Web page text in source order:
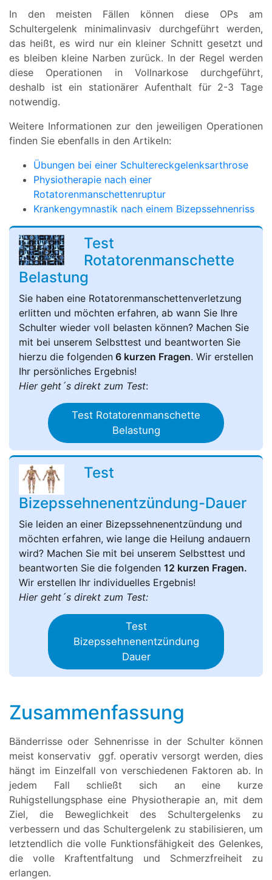
In den meisten Fällen können diese OPs am
Schultergelenk minimalinvasiv durchgeführt werden,
das heißt, es wird nur ein kleiner Schnitt gesetzt und
es bleiben kleine Narben zurück. In der Regel werden
diese Operationen in Vollnarkose durchgeführt,
deshalb ist ein stationärer Aufenthalt für 2-3 Tage
notwendig.
Weitere Informationen zur den jeweiligen Operationen
finden Sie ebenfalls in den Artikeln:
Übungen bei einer Schultereckgelenksarthrose
Physiotherapie nach einer
Rotatorenmanschettenruptur
Krankengymnastik nach einem Bizepssehnenriss
Test
Rotatorenmanschette
Belastung
Sie haben eine Rotatorenmanschettenverletzung
erlitten und möchten erfahren, ab wann Sie Ihre
Schulter wieder voll belasten können? Machen Sie
mit bei unserem Selbsttest und beantworten Sie
hierzu die folgenden 6 kurzen Fragen. Wir erstellen
Ihr persönliches Ergebnis!
Hier geht´s direkt zum Test:
Test Rotatorenmanschette
Belastung
Test
Bizepssehnenentzündung-Dauer
Sie leiden an einer Bizepssehnenentzündung und
möchten erfahren, wie lange die Heilung andauern
wird? Machen Sie mit bei unserem Selbsttest und
beantworten Sie die folgenden 12 kurzen Fragen.
Wir erstellen Ihr individuelles Ergebnis!
Hier geht´s direkt zum Test:
Test
Bizepssehnenentzündung
Dauer
Zusammenfassung
Bänderrisse oder Sehnenrisse in der Schulter können
meist konservativ ggf. operativ versorgt werden, dies
hängt im Einzelfall von verschiedenen Faktoren ab. In
jedem Fall schließt sich an eine kurze
Ruhigstellungsphase eine Physiotherapie an, mit dem
Ziel, die Beweglichkeit des Schultergelenks zu
verbessern und das Schultergelenk zu stabilisieren, um
letztendlich die volle Funktionsfähigkeit des Gelenkes,
die volle Kraftentfaltung und Schmerzfreiheit zu
erlangen.